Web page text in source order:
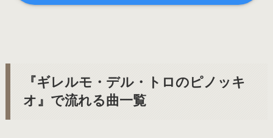
『ギレルモ・デル・トロのピノッキ
オ』で流れる曲一覧